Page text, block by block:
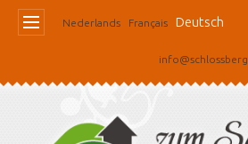
Nederlands Français Deutsch